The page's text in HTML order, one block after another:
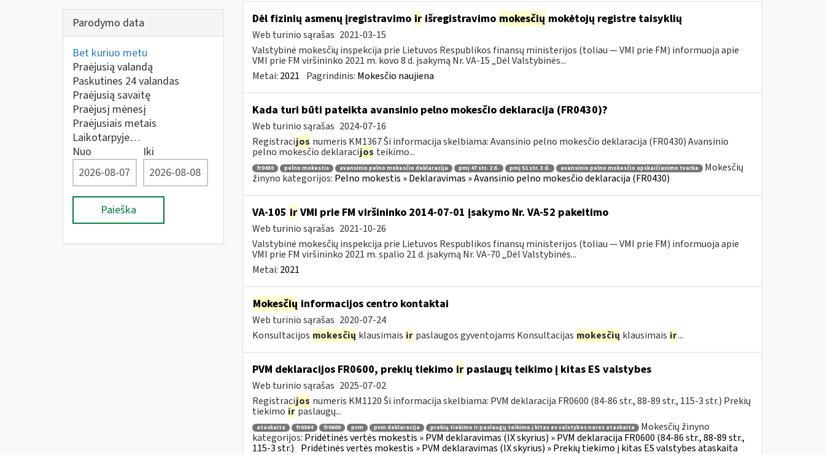
Parodymo data
Bet kuriuo metu
Praėjusią valandą
Paskutines 24 valandas
Praėjusią savaitę
Praėjusį mėnesį
Praėjusiais metais
Laikotarpyje…
Nuo
Iki
Paieška
Dėl fizinių asmenų įregistravimo irišregistravimo mokesčių mokėtojų registre taisyklių
Web turinio sąrašas 2021-03-15
Valstybinė mokesčių inspekcija prie Lietuvos Respublikos finansų ministerijos (toliau ― VMI prie FM) informuoja apie
VMI prie FM viršininko 2021 m. kovo 8 d. įsakymą Nr. VA-15 „Dėl Valstybinės...
Metai: 2021 Pagrindinis: Mokesčio naujiena
Kada turi būti pateikta avansinio pelno mokesčio deklaracija (FR0430)?
Web turinio sąrašas 2024-07-16
Registracijos numeris KM1367 Ši informacija skelbiama: Avansinio pelno mokesčio deklaracija (FR0430) Avansinio
pelno mokesčio deklaracijos teikimo...
fr0430 pelno mokestis avansinio pelno mokesčio deklaracija pmį 47 str. 2 d. pmį 51 str. 3 d. avansinio pelno mokesčio apskaičiavimo tvarka
Mokesčių
žinyno kategorijos: Pelno mokestis » Deklaravimas » Avansinio pelno mokesčio deklaracija (FR0430)
VA-105 irVMI prie FM viršininko 2014-07-01 įsakymo Nr. VA-52 pakeitimo
Web turinio sąrašas 2021-10-26
Valstybinė mokesčių inspekcija prie Lietuvos Respublikos finansų ministerijos (toliau ― VMI prie FM) informuoja apie
VMI prie FM viršininko 2021 m. spalio 21 d. įsakymą Nr. VA-70 „Dėl Valstybinės...
Metai: 2021
Mokesčių informacijos centro kontaktai
Web turinio sąrašas 2020-07-24
Konsultacijos mokesčių klausimais ir paslaugos gyventojams Konsultacijas mokesčių klausimais ir...
PVM deklaracijos FR0600, prekių tiekimo irpaslaugų teikimo į kitas ES valstybes
Web turinio sąrašas 2025-07-02
Registracijos numeris KM1120 Ši informacija skelbiama: PVM deklaracija FR0600 (84-86 str., 88-89 str., 115-3 str.) Prekių
tiekimo irpaslaugų...
ataskaita fr0564 fr0600 pvm pvm deklaracija prekių tiekimo ir paslaugų teikimo į kitas es valstybes nares ataskaita
Mokesčių žinyno
kategorijos: Pridėtinės vertės mokestis » PVM deklaravimas (IX skyrius) » PVM deklaracija FR0600 (84-86 str., 88-89 str.,
115-3 str.) Pridėtinės vertės mokestis » PVM deklaravimas (IX skyrius) » Prekių tiekimo į kitas ES valstybes ataskaita